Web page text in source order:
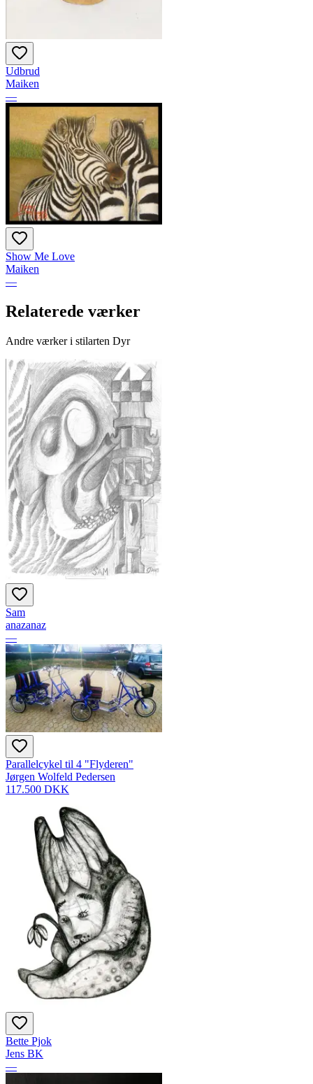
Udbrud
Maiken
—
Show Me Love
Maiken
—
Relaterede værker
Andre værker i stilarten Dyr
Sam
anazanaz
—
Parallelcykel til 4 "Flyderen"
Jørgen Wolfeld Pedersen
117.500 DKK
Bette Pjok
Jens BK
—